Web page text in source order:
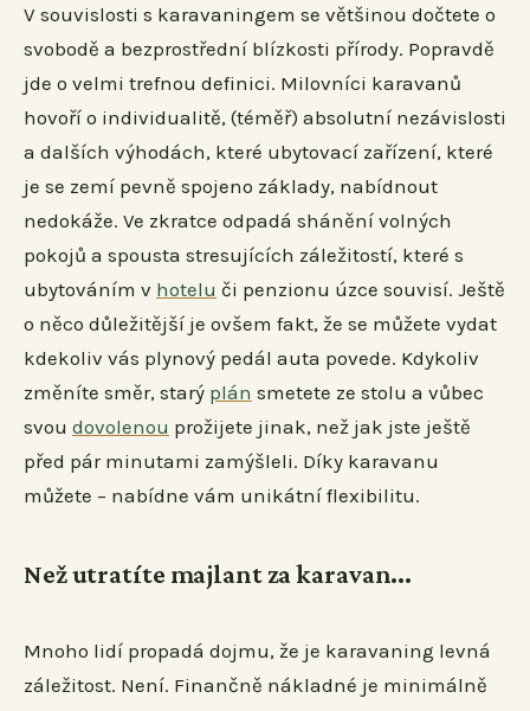
V souvislosti s karavaningem se většinou dočtete o
svobodě a bezprostřední blízkosti přírody. Popravdě
jde o velmi trefnou definici. Milovníci karavanů
hovoří o individualitě, (téměř) absolutní nezávislosti
a dalších výhodách, které ubytovací zařízení, které
je se zemí pevně spojeno základy, nabídnout
nedokáže. Ve zkratce odpadá shánění volných
pokojů a spousta stresujících záležitostí, které s
ubytováním v hotelu či penzionu úzce souvisí. Ještě
o něco důležitější je ovšem fakt, že se můžete vydat
kdekoliv vás plynový pedál auta povede. Kdykoliv
změníte směr, starý plán smetete ze stolu a vůbec
svou dovolenou prožijete jinak, než jak jste ještě
před pár minutami zamýšleli. Díky karavanu
můžete – nabídne vám unikátní flexibilitu.
Než utratíte majlant za karavan...
Mnoho lidí propadá dojmu, že je karavaning levná
záležitost. Není. Finančně nákladné je minimálně